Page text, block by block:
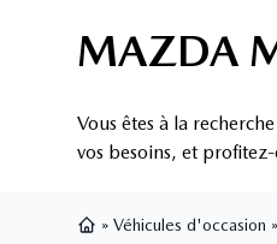
MAZDA
Vous êtes à la
vos besoins, et
» Véhicules d'occasion »